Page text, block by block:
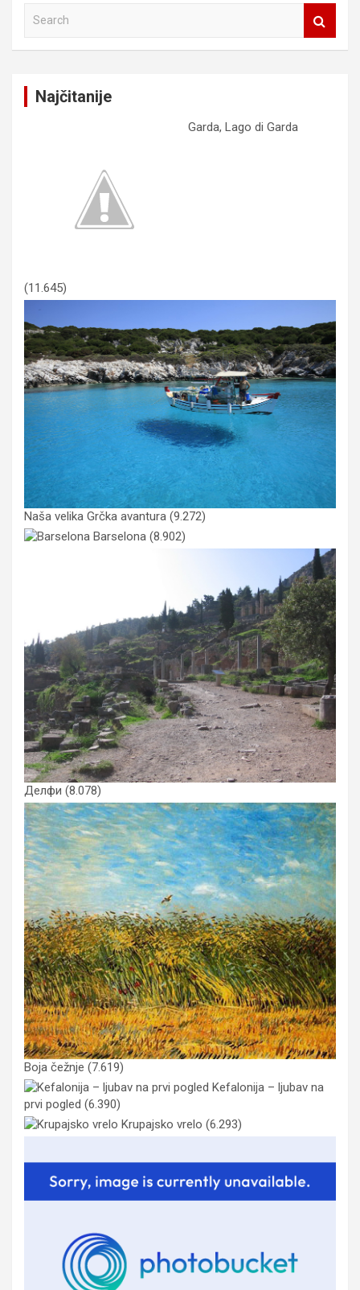
n
Najčitanije
Garda, Lago di Garda
(11.645)
Naša velika Grčka avantura (9.272)
Barselona (8.902)
Делфи (8.078)
Boja čežnje (7.619)
Kefalonija – ljubav na
prvi pogled (6.390)
Krupajsko vrelo (6.293)